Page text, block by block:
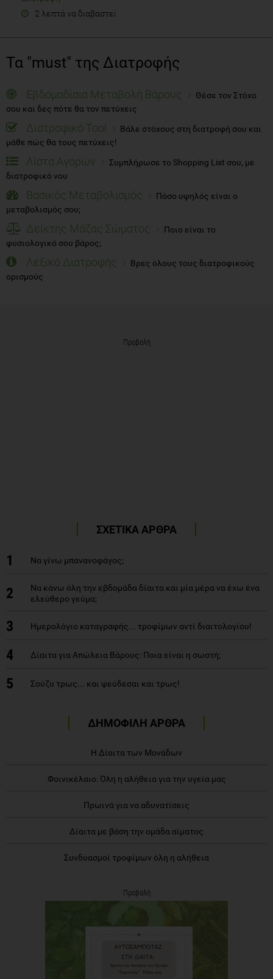
2 λεπτά να διαβαστεί
Τα "must" της Διατροφής
Εβδομαδίαια Μεταβολή Βάρους
Θέσε τον Στόχο
σου και δες πότε θα τον πετύχεις
Διατροφικό Tool
Βάλε στόχους στη διατροφή σου και
μάθε πώς θα τους πετύχεις!
Λίστα Αγορών
Συμπλήρωσε το Shopping List σου, με
διατροφικό νου
Βασικός Μεταβολισμός
Πόσο υψηλός είναι ο
μεταβολισμός σου;
Δείκτης Μάζας Σώματος
Ποιο είναι το
φυσιολογικό σου βάρος;
Λεξικό Διατροφής
Βρες όλους τους διατροφικούς
ορισμούς
Προβολή
ΣΧΕΤΙΚΑ ΑΡΘΡΑ
1 Να γίνω μπανανοφάγος;
2
Να κάνω όλη την εβδομάδα δίαιτα και μία μέρα να έχω ένα
ελεύθερο γεύμα;
3 Ημερολόγιο καταγραφής... τροφίμων αντί διαιτολογίου!
4 Δίαιτα για Aπώλεια Bάρους: Ποια είναι η σωστή;
5 Σούζυ τρως... και ψεύδεσαι και τρως!
ΔΗΜΟΦΙΛΗ ΑΡΘΡΑ
Η Δίαιτα των Μονάδων
Φοινικέλαιο: Όλη η αλήθεια για την υγεία μας
Πρωινά για να αδυνατίσεις
Δίαιτα με βάση την ομάδα αίματος
Συνδυασμοί τροφίμων όλη η αλήθεια
Προβολή